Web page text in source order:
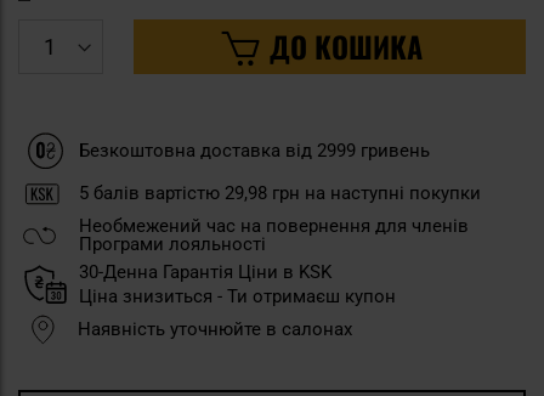
ДО КОШИКА
Безкоштовна доставка від 2999 гривень
5 балів вартістю 29,98 грн на наступні покупки
Необмежений час на повернення для членів
Програми лояльності
30-Денна Гарантія Ціни в KSK
Ціна знизиться - Ти отримаєш купон
Наявність уточнюйте в салонах